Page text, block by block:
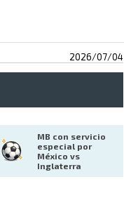
2026/07/04
MB con servicio
especial por
México vs
Inglaterra